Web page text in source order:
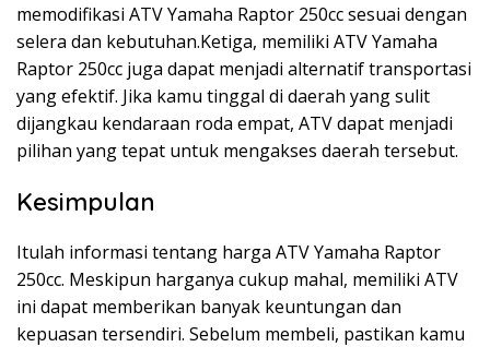
memodifikasi ATV Yamaha Raptor 250cc sesuai dengan
selera dan kebutuhan.Ketiga, memiliki ATV Yamaha
Raptor 250cc juga dapat menjadi alternatif transportasi
yang efektif. Jika kamu tinggal di daerah yang sulit
dijangkau kendaraan roda empat, ATV dapat menjadi
pilihan yang tepat untuk mengakses daerah tersebut.
Kesimpulan
Itulah informasi tentang harga ATV Yamaha Raptor
250cc. Meskipun harganya cukup mahal, memiliki ATV
ini dapat memberikan banyak keuntungan dan
kepuasan tersendiri. Sebelum membeli, pastikan kamu